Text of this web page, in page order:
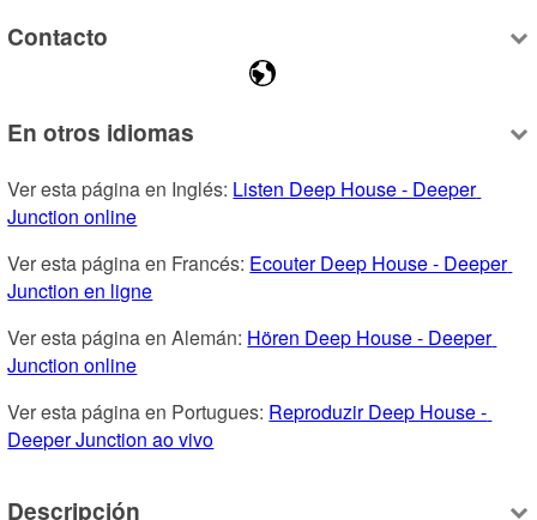
Contacto
En otros idiomas
Ver esta página en Inglés: Listen Deep House - Deeper
Junction online
Ver esta página en Francés: Ecouter Deep House - Deeper
Junction en ligne
Ver esta página en Alemán: Hören Deep House - Deeper
Junction online
Ver esta página en Portugues: Reproduzir Deep House -
Deeper Junction ao vivo
Descripción